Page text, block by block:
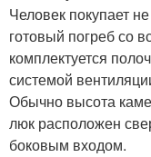
Человек покупает
готовый погреб со
комплектуется
системой
Обычно высота
люк расположен
боковым входом.